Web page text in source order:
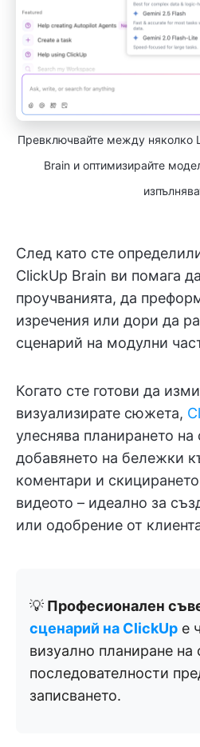
Превключвайте между няколко
Brain и оптимизирайте
След като сте
ClickUp Brain ви помага
проучванията, да
изречения или дори да
сценарий на модулни
Когато сте готови да
визуализирате сюжета,
улеснява планирането на
добавянето на бележки
коментари и
видеото – идеално за
или одобрение от
💡 Професионален
сценарий на ClickUp е
визуално планиране на
последователности
записването.